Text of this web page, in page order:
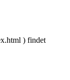
) findet